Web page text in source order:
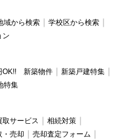
域から検索
学校区から検索
ン
OK!! 新築物件
新築戸建特集
特集
取サービス
相続対策
・売却
売却査定フォーム